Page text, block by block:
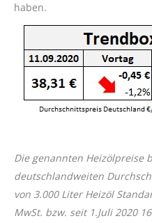
haben.
Die genannten Heizölpreise
deutschlandweiten
von 3.000 Liter Heizöl
MwSt. bzw. seit 1.Juli 2020